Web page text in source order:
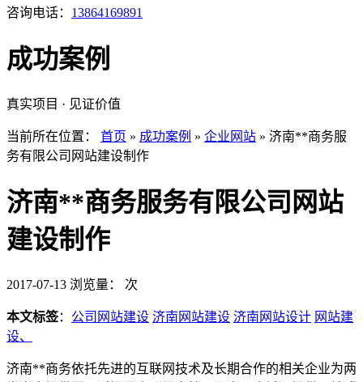
咨询电话： 13864169891
成功案例
真实项目 · 见证价值
当前所在位置： 首页 » 成功案例 » 企业网站 » 济南**商务服
务有限公司网站建设制作
济南**商务服务有限公司网站
建设制作
2017-07-13 浏览量： 次
本文标签： 公司网站建设 济南网站建设 济南网站设计 网站建
设、
济南**商务依托先进的互联网技术及长期合作的相关企业为两